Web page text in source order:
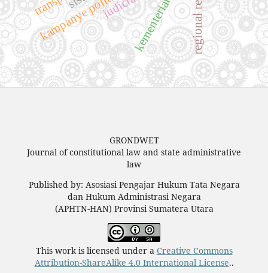
GRONDWET
Journal of constitutional law and state administrative
law
Published by: Asosiasi Pengajar Hukum Tata Negara
dan Hukum Administrasi Negara
(APHTN-HAN) Provinsi Sumatera Utara
This work is licensed under a Creative Commons
Attribution-ShareAlike 4.0 International License..